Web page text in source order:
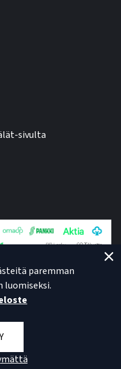
sivulta
paremman
luomiseksi.